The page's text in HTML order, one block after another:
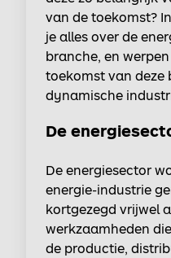
van de toekomst?
je alles over de
branche, en
toekomst van deze
dynamische
De
De energiesector
energie-industrie
kortgezegd vrijwel
werkzaamheden
de productie,